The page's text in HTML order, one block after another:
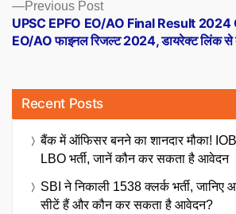
Previous PostPrevious
post:
UPSC EPFO EO/AO Final Result 2024
EO/AO फाइनल रिजल्ट 2024, डायरेक्ट लिंक
Recent Posts
बैंक में ऑफिसर बनने का शानदार मौका!
LBO भर्ती, जानें कौन कर सकता है आवेदन
SBI ने निकाली 1538 क्लर्क भर्ती, जानिए
सीटें हैं और कौन कर सकता है आवेदन?